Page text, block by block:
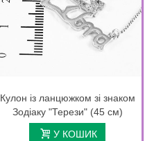
Кулон із ланцюжком зі знаком
Зодіаку "Терези" (45 см)
У КОШИК